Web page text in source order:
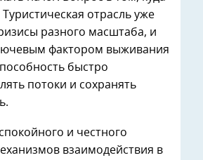
отрасль уже
разного масштаба, и
фактором выживания
быстро
потоки и сохранять
и честного
взаимодействия в